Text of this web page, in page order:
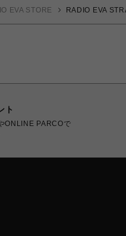
EVA STORE RADIO EVA
ト
ONLINE PARCOで